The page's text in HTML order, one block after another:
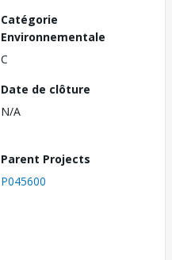
Catégorie
Environnementale
C
Date de clôture
N/A
Parent Projects
P045600